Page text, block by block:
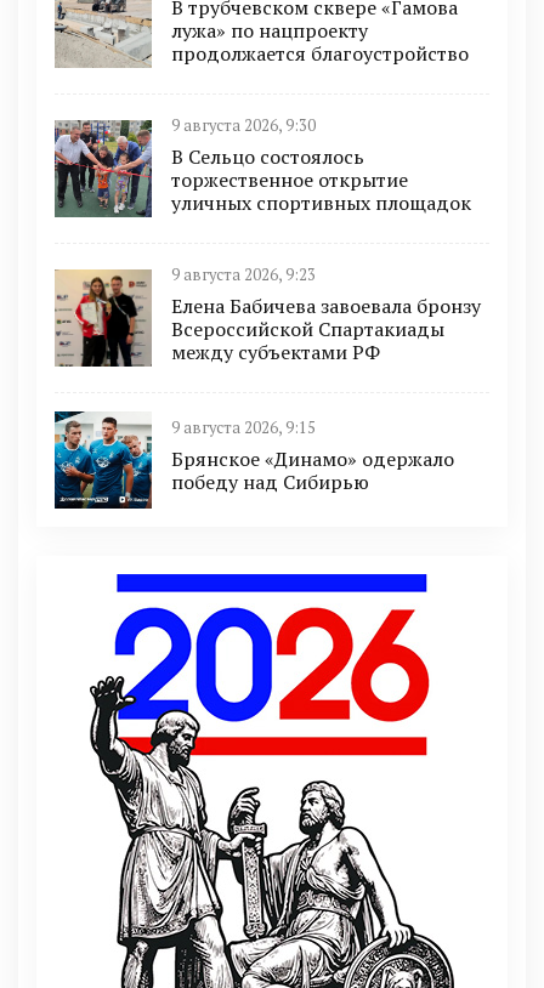
В трубчевском сквере «Гамова
лужа» по нацпроекту
продолжается благоустройство
9 августа 2026, 9:30
В Сельцо состоялось
торжественное открытие
уличных спортивных площадок
9 августа 2026, 9:23
Елена Бабичева завоевала бронзу
Всероссийской Спартакиады
между субъектами РФ
9 августа 2026, 9:15
Брянское «Динамо» одержало
победу над Сибирью